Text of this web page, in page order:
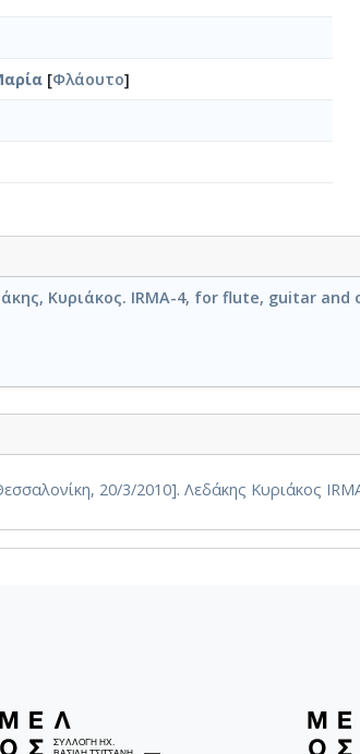
[Φλάουτο]
Κυριάκος. IRMA-4, for flute, guitar and
20/3/2010]. Λεδάκης Κυριάκος